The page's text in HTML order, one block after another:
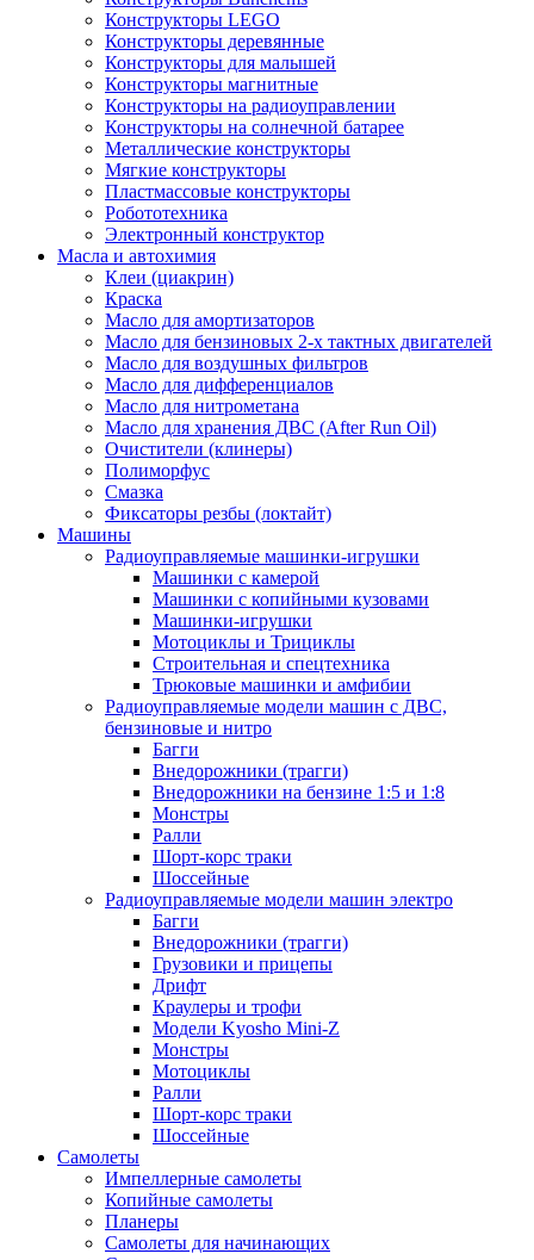
Конструкторы LEGO
Конструкторы деревянные
Конструкторы для малышей
Конструкторы магнитные
Конструкторы на радиоуправлении
Конструкторы на солнечной батарее
Металлические конструкторы
Мягкие конструкторы
Пластмассовые конструкторы
Робототехника
Электронный конструктор
Масла и автохимия
Клеи (циакрин)
Краска
Масло для амортизаторов
Масло для бензиновых 2-х тактных двигателей
Масло для воздушных фильтров
Масло для дифференциалов
Масло для нитрометана
Масло для хранения ДВС (After Run Oil)
Очистители (клинеры)
Полиморфус
Смазка
Фиксаторы резбы (локтайт)
Машины
Радиоуправляемые машинки-игрушки
Машинки с камерой
Машинки с копийными кузовами
Машинки-игрушки
Мотоциклы и Трициклы
Строительная и спецтехника
Трюковые машинки и амфибии
Радиоуправляемые модели машин с ДВС,
бензиновые и нитро
Багги
Внедорожники (трагги)
Внедорожники на бензине 1:5 и 1:8
Монстры
Ралли
Шорт-корс траки
Шоссейные
Радиоуправляемые модели машин электро
Багги
Внедорожники (трагги)
Грузовики и прицепы
Дрифт
Краулеры и трофи
Модели Kyosho Mini-Z
Монстры
Мотоциклы
Ралли
Шорт-корс траки
Шоссейные
Самолеты
Импеллерные самолеты
Копийные самолеты
Планеры
Самолеты для начинающих